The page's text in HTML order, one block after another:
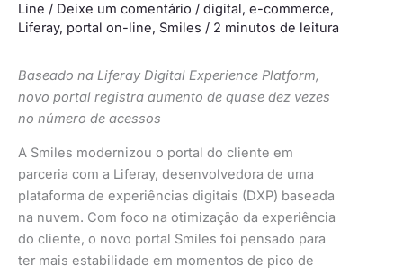
Line / Deixe um comentário / digital, e-commerce,
Liferay, portal on-line, Smiles / 2 minutos de leitura
Baseado na Liferay Digital Experience Platform,
novo portal registra aumento de quase dez vezes
no número de acessos
A Smiles modernizou o portal do cliente em
parceria com a Liferay, desenvolvedora de uma
plataforma de experiências digitais (DXP) baseada
na nuvem. Com foco na otimização da experiência
do cliente, o novo portal Smiles foi pensado para
ter mais estabilidade em momentos de pico de